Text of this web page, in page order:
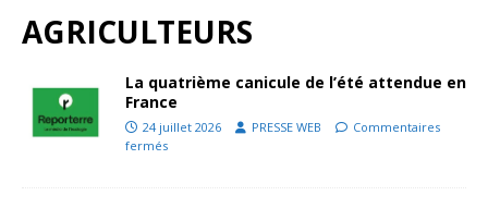
AGRICULTEURS
La quatrième canicule de l’été attendue en
France
24 juillet 2026 PRESSE WEB
Commentaires
fermés